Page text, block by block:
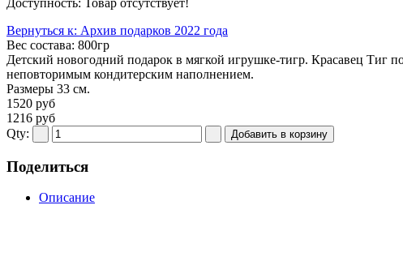
Вернуться к: Архив подарков 2022 года
Вес состава: 800гр
Детский новогодний подарок в мягкой игрушке-тигр. Красавец Тиг
неповторимым кондитерским наполнением.
Размеры 33 см.
1520 руб
1216 руб
Qty:
Поделиться
Описание